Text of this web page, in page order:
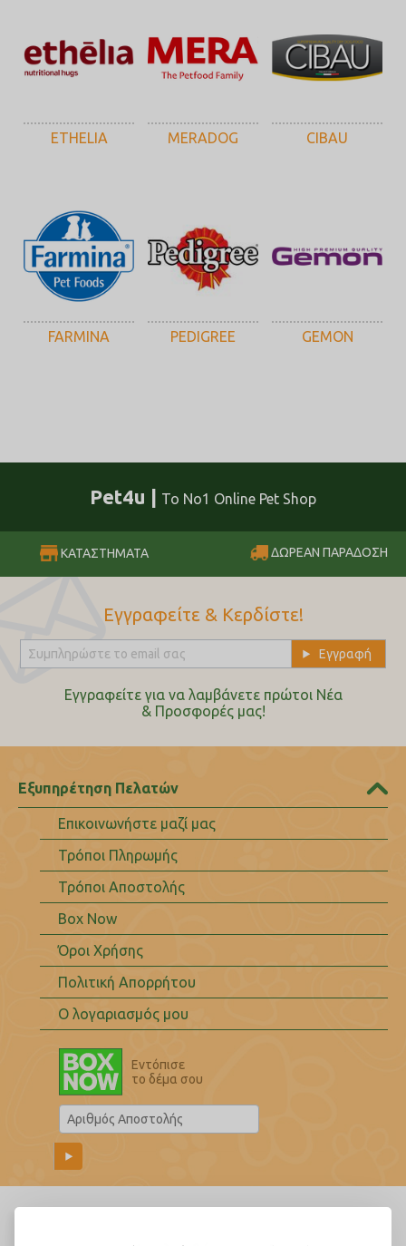
ETHELIA MERADOG CIBAU
FARMINA PEDIGREE GEMON
Pet4u | Το No1 Online Pet Shop
ΚΑΤΑΣΤΗΜΑΤΑ ΔΩΡΕΑΝ ΠΑΡΑΔΟΣΗ
Εγγραφείτε & Κερδίστε!
Εγγραφείτε για να λαμβάνετε πρώτοι Nέα
& Προσφορές μας!
Εξυπηρέτηση Πελατών
Επικοινωνήστε μαζί μας
Τρόποι Πληρωμής
Τρόποι Αποστολής
Box Now
Όροι Χρήσης
Πολιτική Απορρήτου
Ο λογαριασμός μου
Εντόπισε
το δέμα σου